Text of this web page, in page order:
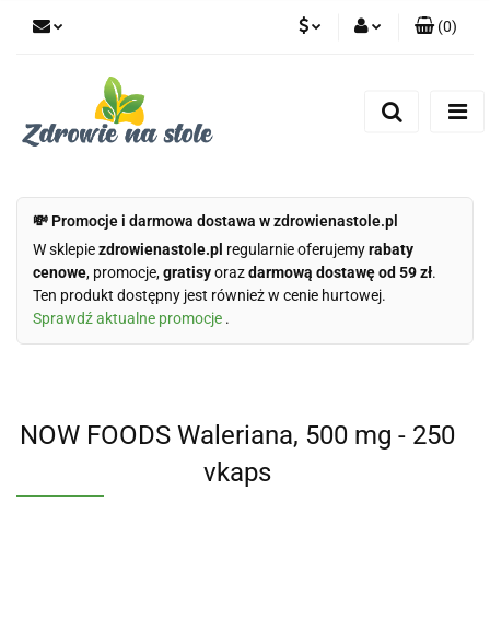
(0)
💸 Promocje i darmowa dostawa w zdrowienastole.pl
W sklepiezdrowienastole.pl regularnie oferujemyrabaty
cenowe, promocje,gratisyorazdarmową dostawę od 59 zł.
Ten produkt dostępny jest również w cenie hurtowej.
Sprawdź aktualne promocje .
NOW FOODS Waleriana, 500 mg - 250
vkaps